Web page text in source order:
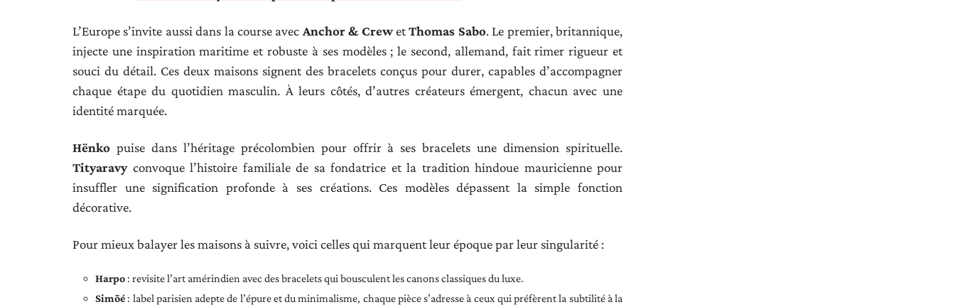
L’Europe s’invite aussi dans la course avec Anchor & CrewetThomas Sabo. Le premier, britannique,
injecte une inspiration maritime et robuste à ses modèles ; le second, allemand, fait rimer rigueur et
souci du détail. Ces deux maisons signent des bracelets conçus pour durer, capables d’accompagner
chaque étape du quotidien masculin. À leurs côtés, d’autres créateurs émergent, chacun avec une
identité marquée.
Hënko puise dans l’héritage précolombien pour offrir à ses bracelets une dimension spirituelle.
Tityaravyconvoque l’histoire familiale de sa fondatrice et la tradition hindoue mauricienne pour
insuffler une signification profonde à ses créations. Ces modèles dépassent la simple fonction
décorative.
Pour mieux balayer les maisons à suivre, voici celles qui marquent leur époque par leur singularité :
Harpo : revisite l’art amérindien avec des bracelets qui bousculent les canons classiques du luxe.
Simõé : label parisien adepte de l’épure et du minimalisme, chaque pièce s’adresse à ceux qui préfèrent la subtilité à la